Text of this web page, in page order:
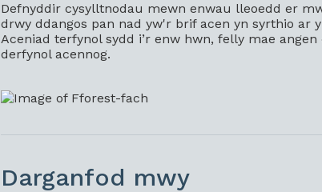
Defnyddir cysylltnodau mewn enwau lleoedd er
drwy ddangos pan nad yw'r brif acen yn syrthio ar
Aceniad terfynol sydd i’r enw hwn, felly mae
derfynol acennog.
Darganfod mwy